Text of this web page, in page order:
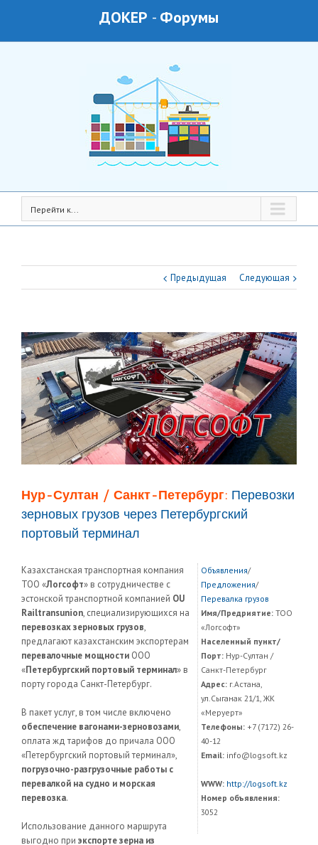
ДОКЕР - Форумы
Перейти к...
Предыдущая Следующая
Нур-Султан / Санкт-Петербург: Перевозки
зерновых грузов через Петербургский
портовый терминал
Казахстанская транспортная компания
ТОО «Логсофт» в сотрудничестве с
эстонской транспортной компанией OU
Railtransunion, специализирующихся на
перевозках зерновых грузов,
предлагают казахстанским экспортерам
перевалочные мощности ООО
«Петербургский портовый терминал» в
порту города Санкт-Петербург.
В пакет услуг, в том числе включено
обеспечение вагонами-зерновозами,
оплата жд тарифов до причала ООО
«Петербургский портовый терминал»,
погрузочно-разгрузочные работы с
перевалкой на судно и морская
перевозка.
Использование данного маршрута
выгодно при экспорте зерна из
Объявления/
Предложения/
Перевалка грузов
Имя/Предриятие:ТОО
«Логсофт»
Населенный пункт/
Порт:Нур-Султан /
Санкт-Петербург
Адрес:г.Астана,
ул.Сыганак 21/1, ЖК
«Меруерт»
Телефоны:+7 (7172) 26-
40-12
Email:info@logsoft.kz
WWW: http://logsoft.kz
Номер объявления:
3052